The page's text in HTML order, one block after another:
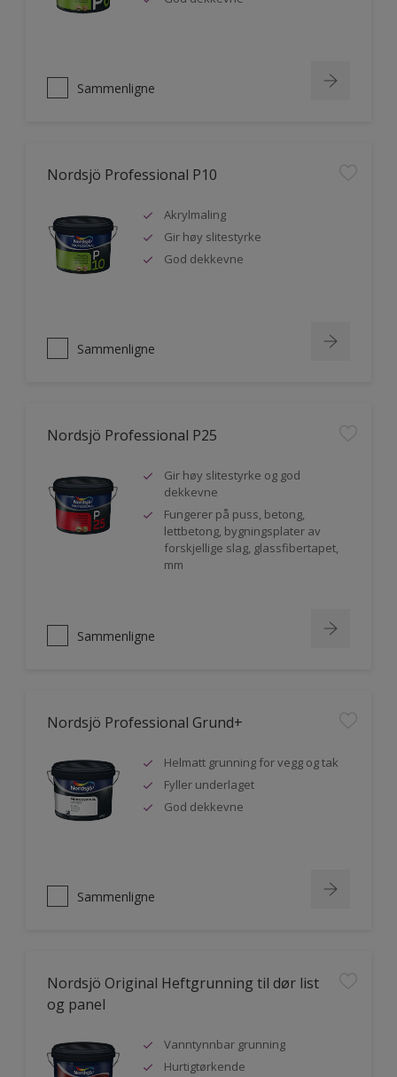
Sammenligne
Nordsjö Professional P10
Akrylmaling
Gir høy slitestyrke
God dekkevne
Sammenligne
Nordsjö Professional P25
Gir høy slitestyrke og god
dekkevne
Fungerer på puss, betong,
lettbetong, bygningsplater av
forskjellige slag, glassfibertapet,
mm
Sammenligne
Nordsjö Professional Grund+
Helmatt grunning for vegg og tak
Fyller underlaget
God dekkevne
Sammenligne
Nordsjö Original Heftgrunning til dør list
og panel
Vanntynnbar grunning
Hurtigtørkende